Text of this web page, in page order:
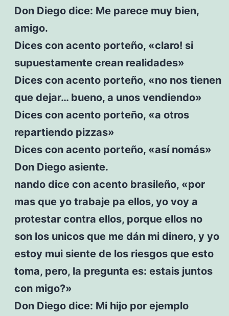
Don Diego dice: Me parece muy bien,
amigo.
Dices con acento porteño, «claro! si
supuestamente crean realidades»
Dices con acento porteño, «no nos tienen
que dejar… bueno, a unos vendiendo»
Dices con acento porteño, «a otros
repartiendo pizzas»
Dices con acento porteño, «así nomás»
Don Diego asiente.
nando dice con acento brasileño, «por
mas que yo trabaje pa ellos, yo voy a
protestar contra ellos, porque ellos no
son los unicos que me dán mi dinero, y yo
estoy mui siente de los riesgos que esto
toma, pero, la pregunta es: estais juntos
con migo?»
Don Diego dice: Mi hijo por ejemplo